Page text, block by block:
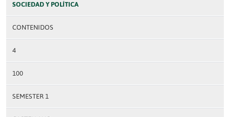
SOCIEDAD Y POLÍTICA
CONTENIDOS
4
100
SEMESTER 1